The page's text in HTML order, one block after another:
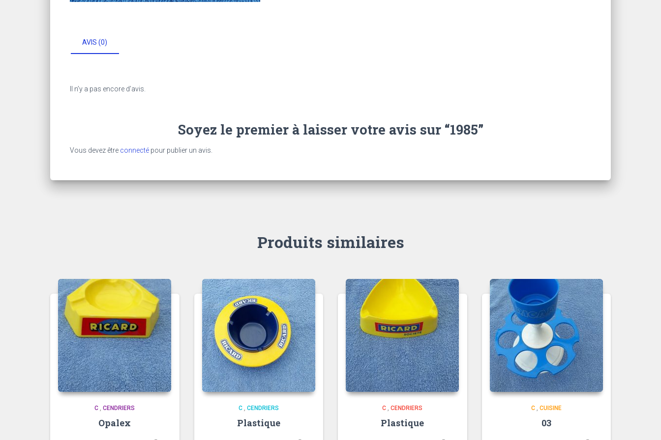
AVIS (0)
Il n’y a pas encore d’avis.
Soyez le premier à laisser votre avis sur “1985”
Vous devez être connecté pour publier un avis.
Produits similaires
C ,CENDRIERS
Opalex
C, CENDRIERS
Plastique
C ,CENDRIERS
Plastique
C, CUISINE
03